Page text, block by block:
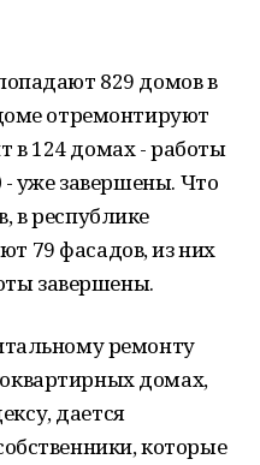
829 домов в
отремонтируют
124 домах - работы
- уже завершены. Что
в республике
79 фасадов, из них
завершены.
ремонту
домах,
дается
которые